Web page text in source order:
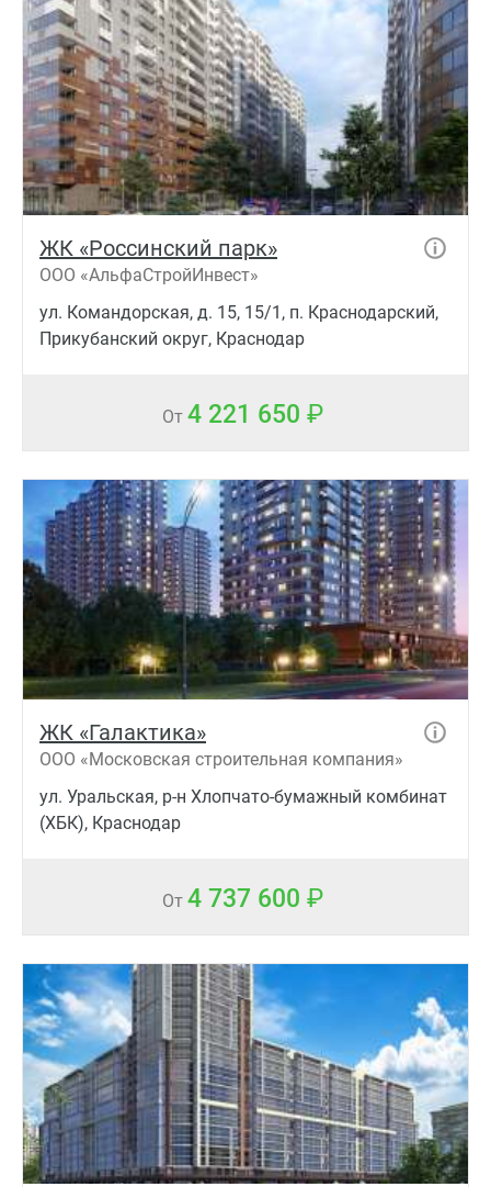
ЖК «Россинский парк»
ООО «АльфаСтройИнвест»
ул. Командорская, д. 15, 15/1, п. Краснодарский,
Прикубанский округ, Краснодар
От 4 221 650
ЖК «Галактика»
ООО «Московская строительная компания»
ул. Уральская, р-н Хлопчато-бумажный комбинат
(ХБК), Краснодар
От 4 737 600